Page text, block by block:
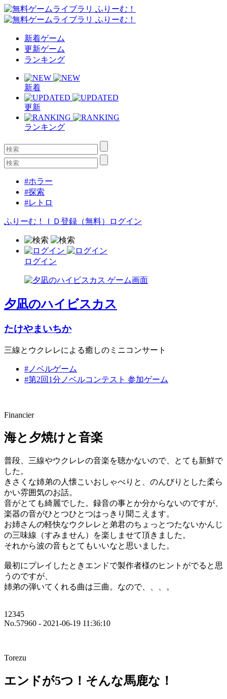
新着ゲーム
更新ゲーム
ランキング
新着
更新
ランキング
#ホラー
#探索
#レトロ
ふりーむ！ＩＤ登録（無料） ログイン
ログイン
夕凪のハイビスカス
たけやまいちか
三線とウクレレによる癒しのミニコンサート
#ノベルゲーム
#第2回1分ノベルコンテスト 参加ゲーム
Financier
海と夕焼けと音楽
普段、三線やウクレレの音楽を聴かないので、とても新鮮で
した。
きさくな姉弟の人懐こいおしゃべりと、のんびりとした柔ら
かい雰囲気のお話。
音がとても綺麗でした。録音の事とか分からないのですが、
楽器の音がひとつひとつはっきり聞こえます。
お姉さんの軽快なウクレレと弟君のちょっとつたないかんじ
の三味線（すみません）を楽しませて頂きました。
それから波の音もとてもいいなと思いました。
最初にプレイしたときエンドで製作者様のヒントがでると思
うのですが、
姉弟の弾いてくれる曲は三曲。なので、、、。
12345
No.57960 - 2021-06-19 11:36:10
Torezu
エンドが5つ！そんな馬鹿な！